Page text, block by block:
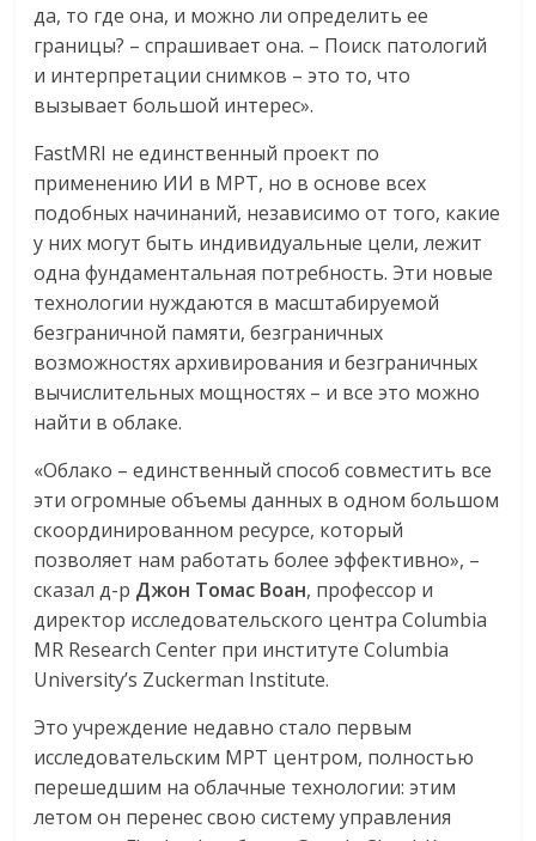
да, то где она, и можно ли определить ее
границы? – спрашивает она. – Поиск патологий
и интерпретации снимков – это то, что
вызывает большой интерес».
FastMRI не единственный проект по
применению ИИ в МРТ, но в основе всех
подобных начинаний, независимо от того, какие
у них могут быть индивидуальные цели, лежит
одна фундаментальная потребность. Эти новые
технологии нуждаются в масштабируемой
безграничной памяти, безграничных
возможностях архивирования и безграничных
вычислительных мощностях – и все это можно
найти в облаке.
«Облако – единственный способ совместить все
эти огромные объемы данных в одном большом
скоординированном ресурсе, который
позволяет нам работать более эффективно», –
сказал д-р Джон Томас Воан, профессор и
директор исследовательского центра Columbia
MR Research Center при институте Columbia
University’s Zuckerman Institute.
Это учреждение недавно стало первым
исследовательским МРТ центром, полностью
перешедшим на облачные технологии: этим
летом он перенес свою систему управления